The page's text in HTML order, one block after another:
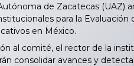
de Zacatecas (UAZ)
para la Evaluación
en México.
al comité, el rector de la
consolidar avances y